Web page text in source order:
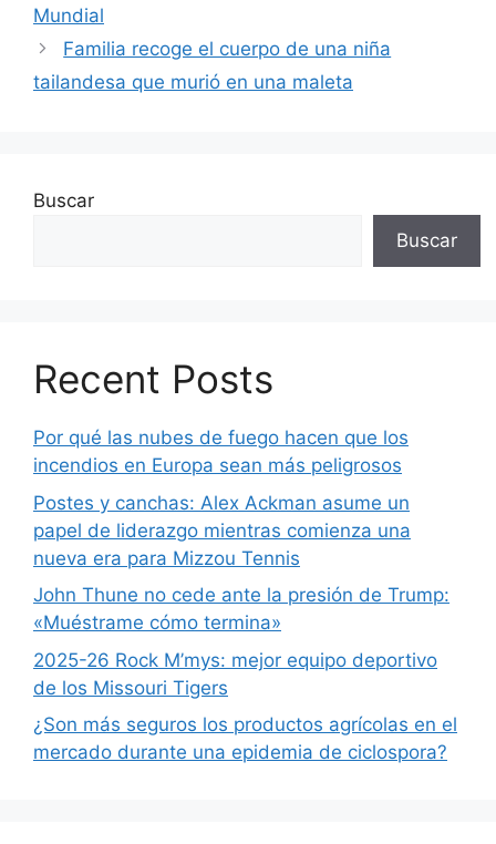
Mundial
Familia recoge el cuerpo de una niña
tailandesa que murió en una maleta
Buscar
Buscar
Recent Posts
Por qué las nubes de fuego hacen que los
incendios en Europa sean más peligrosos
Postes y canchas: Alex Ackman asume un
papel de liderazgo mientras comienza una
nueva era para Mizzou Tennis
John Thune no cede ante la presión de Trump:
«Muéstrame cómo termina»
2025-26 Rock M’mys: mejor equipo deportivo
de los Missouri Tigers
¿Son más seguros los productos agrícolas en el
mercado durante una epidemia de ciclospora?